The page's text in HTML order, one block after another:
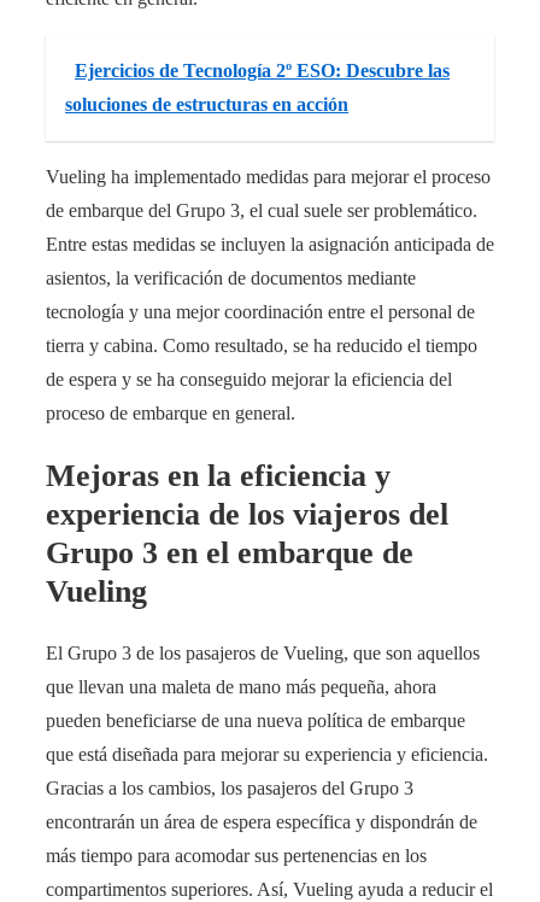
Ejercicios de Tecnología 2º ESO: Descubre las
soluciones de estructuras en acción
Vueling ha implementado medidas para mejorar el proceso
de embarque del Grupo 3, el cual suele ser problemático.
Entre estas medidas se incluyen la asignación anticipada de
asientos, la verificación de documentos mediante
tecnología y una mejor coordinación entre el personal de
tierra y cabina. Como resultado, se ha reducido el tiempo
de espera y se ha conseguido mejorar la eficiencia del
proceso de embarque en general.
Mejoras en la eficiencia y
experiencia de los viajeros del
Grupo 3 en el embarque de
Vueling
El Grupo 3 de los pasajeros de Vueling, que son aquellos
que llevan una maleta de mano más pequeña, ahora
pueden beneficiarse de una nueva política de embarque
que está diseñada para mejorar su experiencia y eficiencia.
Gracias a los cambios, los pasajeros del Grupo 3
encontrarán un área de espera específica y dispondrán de
más tiempo para acomodar sus pertenencias en los
compartimentos superiores. Así, Vueling ayuda a reducir el